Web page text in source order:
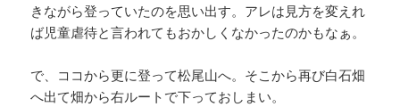
きながら登っていたのを思い出す。アレは見方を変えれ
ば児童虐待と言われてもおかしくなかったのかもなぁ。
で、ココから更に登って松尾山へ。そこから再び白石畑
へ出て畑から右ルートで下っておしまい。